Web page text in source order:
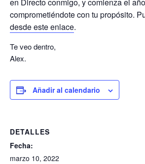
en Directo conmigo, y comienza el año
comprometiéndote con tu propósito.
desde este enlace.
Te veo dentro,
Alex.
Añadir al calendario
DETALLES
Fecha:
marzo 10, 2022